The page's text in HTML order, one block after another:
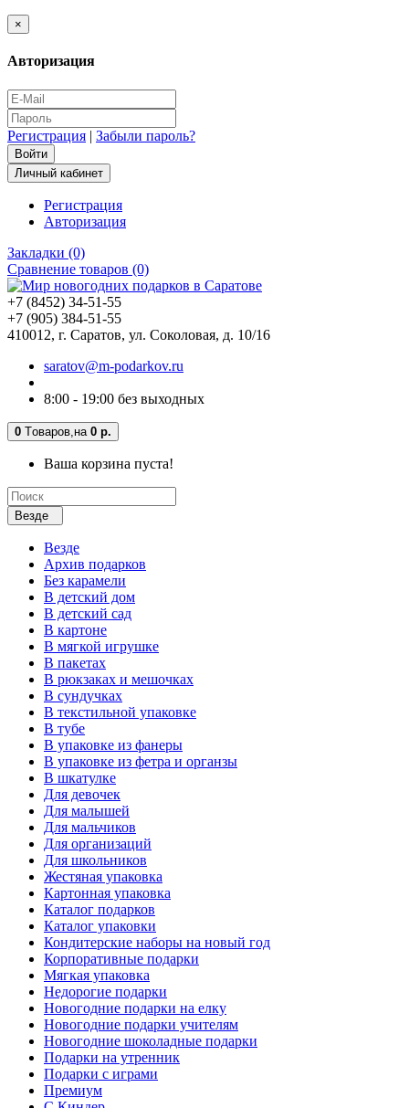
×
Авторизация
Регистрация | Забыли пароль?
Личный кабинет
Регистрация
Авторизация
Закладки (0)
Сравнение товаров (0)
+7 (8452) 34-51-55
+7 (905) 384-51-55
410012, г. Саратов, ул. Соколовая, д. 10/16
saratov@m-podarkov.ru
8:00 - 19:00 без выходных
0 Tоваров, на 0 р.
Ваша корзина пуста!
Везде
Везде
Архив подарков
Без карамели
В детский дом
В детский сад
В картоне
В мягкой игрушке
В пакетах
В рюкзаках и мешочках
В сундучках
В текстильной упаковке
В тубе
В упаковке из фанеры
В упаковке из фетра и органзы
В шкатулке
Для девочек
Для малышей
Для мальчиков
Для организаций
Для школьников
Жестяная упаковка
Картонная упаковка
Каталог подарков
Каталог упаковки
Кондитерские наборы на новый год
Корпоративные подарки
Мягкая упаковка
Недорогие подарки
Новогодние подарки на елку
Новогодние подарки учителям
Новогодние шоколадные подарки
Подарки на утренник
Подарки с играми
Премиум